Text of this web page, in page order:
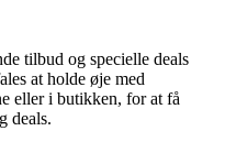
tilbud og specielle deals
at holde øje med
eller i butikken, for at få
deals.